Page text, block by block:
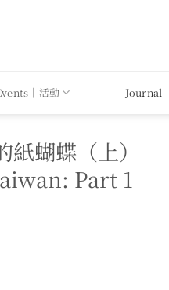
｜活動 Journal
蝴蝶（上）
Part 1